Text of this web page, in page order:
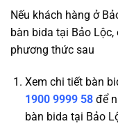
Nếu khách hàng ở
bàn bida tại Bảo
phương thức sau
Xem chi tiết bàn
1900 9999 58để
bàn bida tại Bảo